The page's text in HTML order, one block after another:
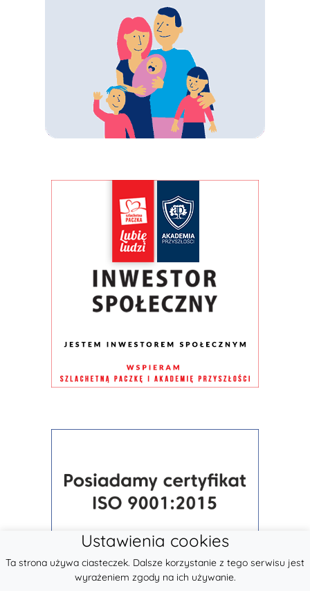
Ustawienia cookies
Ta strona używa ciasteczek. Dalsze korzystanie z tego serwisu jest
wyrażeniem zgody na ich używanie.